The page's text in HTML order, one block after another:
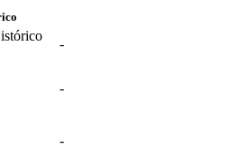
-
-
-